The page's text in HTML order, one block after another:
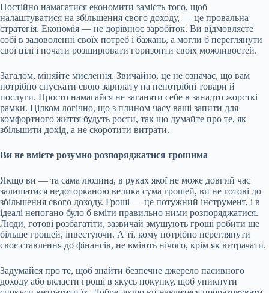
Постійно намагатися економити замість того, щоб
налаштуватися на збільшення свого доходу, — це провальна
стратегія. Економія — не дорівнює заробіток. Ви відмовляєте
собі в задоволенні своїх потреб і бажань, а могли б переглянути
свої цілі і почати розширювати горизонти своїх можливостей.
Загалом, міняйте мислення. Звичайно, це не означає, що вам
потрібно спускати свою зарплату на непотрібні товари й
послуги. Просто намагайся не заганяти себе в занадто жорсткі
рамки. Цілком логічно, що з плином часу ваші запити для
комфортного життя будуть рости, так що думайте про те, як
збільшити дохід, а не скоротити витрати.
Ви не вмієте розумно розпоряджатися грошима
Якщо ви — та сама людина, в руках якої не може довгий час
залишатися недоторканою велика сума грошей, ви не готові до
збільшення свого доходу. Гроші — це потужний інструмент, і в
ідеалі непогано було б вміти правильно ними розпоряджатися.
Люди, готові розбагатіти, зазвичай змушують гроші робити ще
більше грошей, інвестуючи. А ті, кому потрібно переглянути
своє ставлення до фінансів, не вміють нічого, крім як витрачати.
Задумайся про те, щоб знайти безпечне джерело пасивного
доходу або вкласти гроші в якусь покупку, щоб уникнути